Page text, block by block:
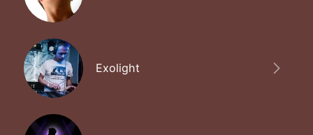
Exolight